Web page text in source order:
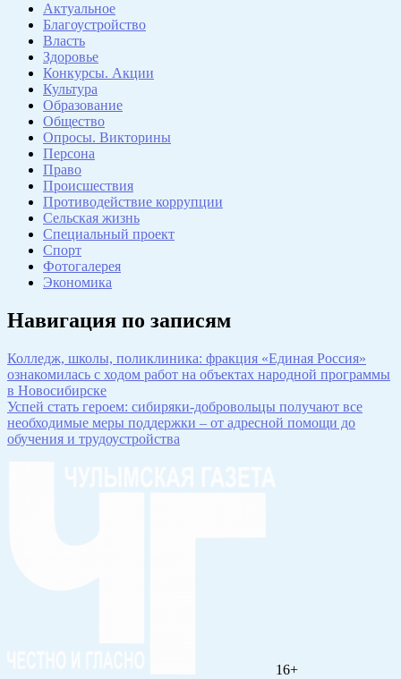
Актуальное
Благоустройство
Власть
Здоровье
Конкурсы. Акции
Культура
Образование
Общество
Опросы. Викторины
Персона
Право
Происшествия
Противодействие коррупции
Сельская жизнь
Специальный проект
Спорт
Фотогалерея
Экономика
Навигация по записям
Колледж, школы, поликлиника: фракция «Единая Россия»
ознакомилась с ходом работ на объектах народной программы
в Новосибирске
Успей стать героем: сибиряки-добровольцы получают все
необходимые меры поддержки – от адресной помощи до
обучения и трудоустройства
16+